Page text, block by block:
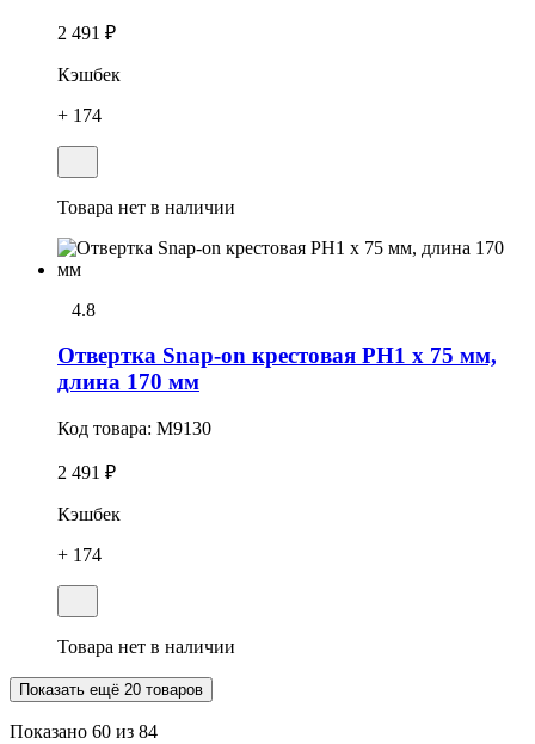
2 491 ₽
Кэшбек
+ 174
Товара нет в наличии
4.8
Отвертка Snap-on крестовая РН1 x 75 мм,
длина 170 мм
Код товара: M9130
2 491 ₽
Кэшбек
+ 174
Товара нет в наличии
Показать ещё 20 товаров
Показано 60 из 84